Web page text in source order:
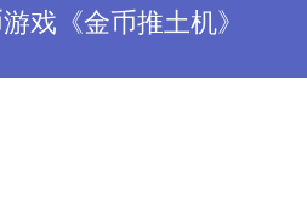
戏《金币推土机》